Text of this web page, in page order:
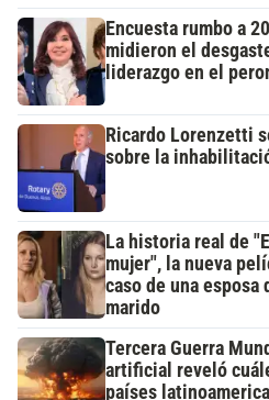
Encuesta rumbo a
midieron el
liderazgo en el
Ricardo Lorenzetti
sobre la
La historia real de
mujer", la nueva
caso de una esposa
marido
Tercera Guerra
artificial reveló
países